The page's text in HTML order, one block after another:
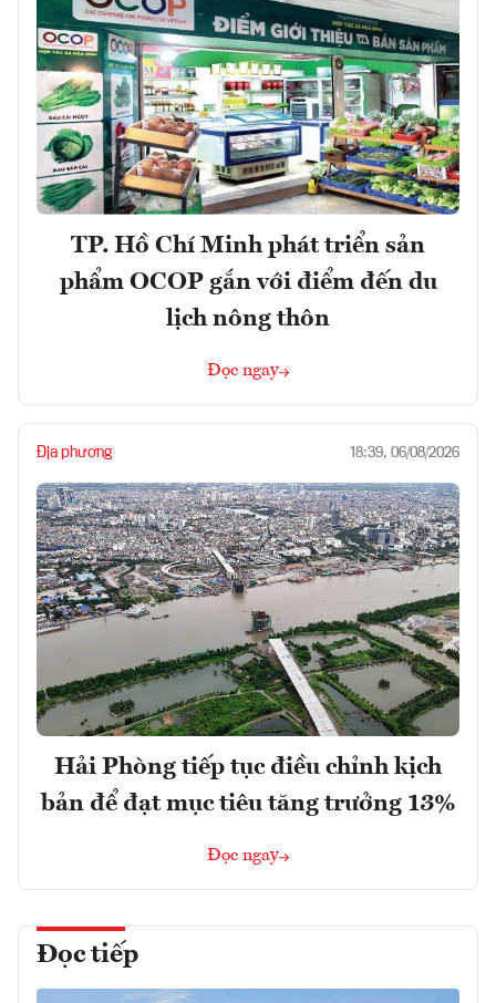
TP. Hồ Chí Minh phát triển sản
phẩm OCOP gắn với điểm đến du
lịch nông thôn
Đọc ngay
Địa phương 18:39, 06/08/2026
Hải Phòng tiếp tục điều chỉnh kịch
bản để đạt mục tiêu tăng trưởng 13%
Đọc ngay
Đọc tiếp